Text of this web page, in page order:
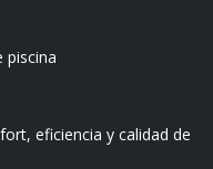
piscina
eficiencia y calidad de